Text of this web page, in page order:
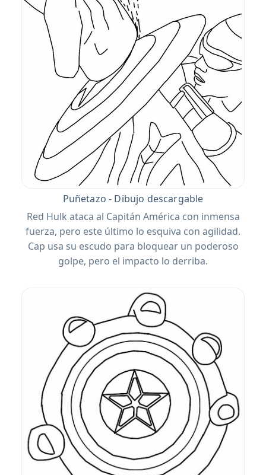
Puñetazo - Dibujo descargable
Red Hulk ataca al Capitán América con inmensa
fuerza, pero este último lo esquiva con agilidad.
Cap usa su escudo para bloquear un poderoso
golpe, pero el impacto lo derriba.